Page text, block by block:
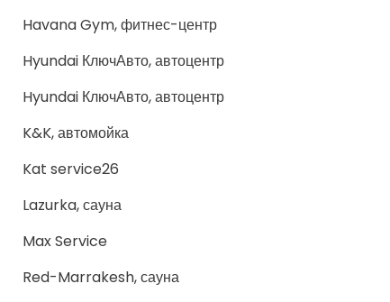
Havana Gym, фитнес-центр
Hyundai КлючАвто, автоцентр
Hyundai КлючАвто, автоцентр
K&K, автомойка
Kat service26
Lazurka, сауна
Max Service
Red-Marrakesh, сауна